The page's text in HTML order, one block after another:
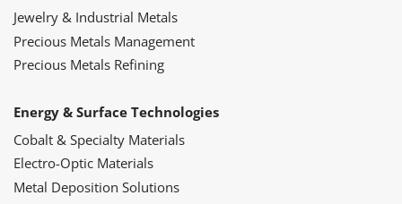
Jewelry & Industrial Metals
Precious Metals Management
Precious Metals Refining
Energy & Surface Technologies
Cobalt & Specialty Materials
Electro-Optic Materials
Metal Deposition Solutions